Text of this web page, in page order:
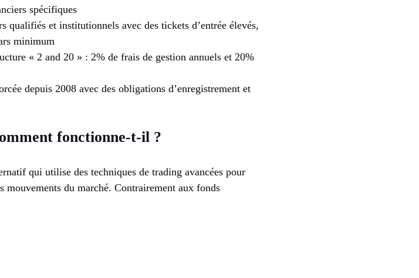
spécifiques
qualifiés et institutionnels avec des tickets d’entrée élevés,
minimum
« 2 and 20 » : 2% de frais de gestion annuels et 20%
depuis 2008 avec des obligations d’enregistrement et
fonctionne-t-il ?
qui utilise des techniques de trading avancées pour
mouvements du marché. Contrairement aux fonds